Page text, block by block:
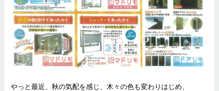
やっと最近、秋の気配を感じ、木々の色も変わりはじめ、